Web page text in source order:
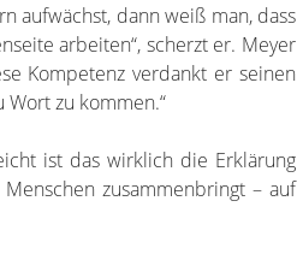
aufwächst, dann weiß man, dass
arbeiten“, scherzt er. Meyer
Kompetenz verdankt er seinen
Wort zu kommen.“
ist das wirklich die Erklärung
zusammenbringt – auf